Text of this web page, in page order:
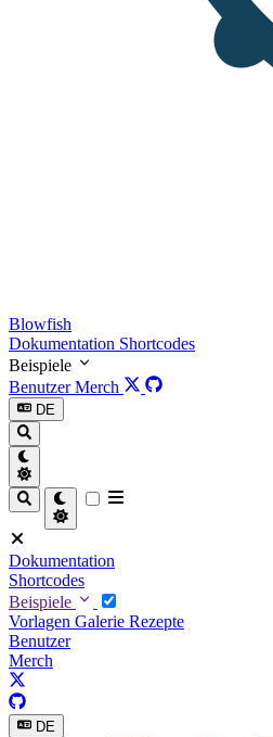
Blowfish
Dokumentation Shortcodes
Beispiele
BenutzerMerch
DE
Dokumentation
Shortcodes
Beispiele
Vorlagen Galerie Rezepte
Benutzer
Merch
DE